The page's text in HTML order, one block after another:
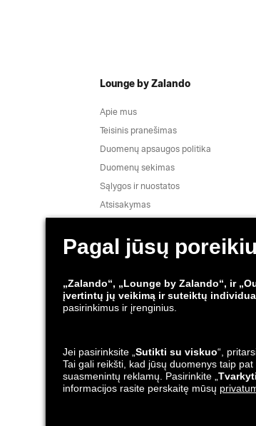
Lounge by Zalando
Apie mus
Teisinis pranešimas
Duomenų apsaugos politika
Duomenų sekimas
Sąlygos ir nuostatos
Atsisakymas
Pranešimai apie pažeidžiamumą
Gaminio saugumas
Siuntimo ir pristatymo
partneriai